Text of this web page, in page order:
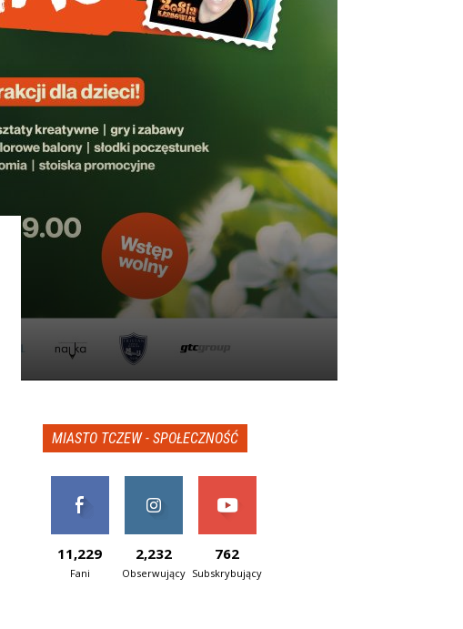
MIASTO TCZEW - SPOŁECZNOŚĆ
11,229
Fani
2,232
Obserwujący
762
Subskrybujący